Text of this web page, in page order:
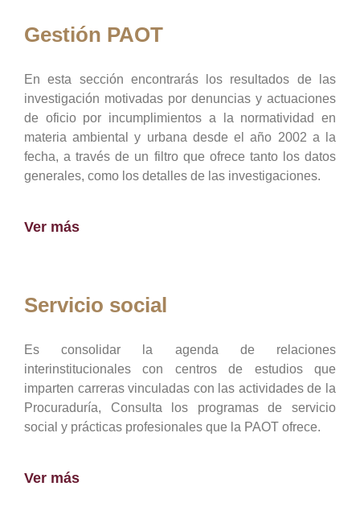
Gestión PAOT
En esta sección encontrarás los resultados de las
investigación motivadas por denuncias y actuaciones
de oficio por incumplimientos a la normatividad en
materia ambiental y urbana desde el año 2002 a la
fecha, a través de un filtro que ofrece tanto los datos
generales, como los detalles de las investigaciones.
Ver más
Servicio social
Es consolidar la agenda de relaciones
interinstitucionales con centros de estudios que
imparten carreras vinculadas con las actividades de la
Procuraduría, Consulta los programas de servicio
social y prácticas profesionales que la PAOT ofrece.
Ver más